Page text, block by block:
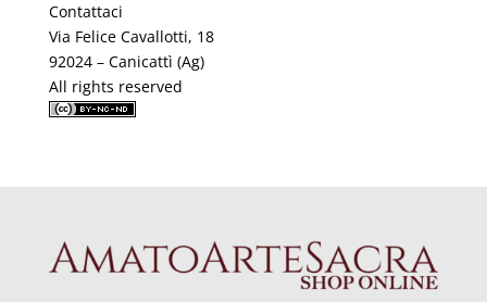
Contattaci
Via Felice Cavallotti, 18
92024 – Canicattì (Ag)
All rights reserved